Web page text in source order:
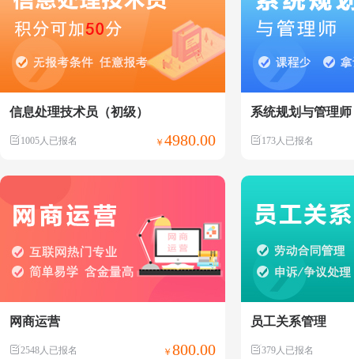
信息处理技术员（初级）
1005人已报名 ￥ 4980.00
系统规划与管理
173人已报名
网商运营
2548人已报名 ￥ 800.00
员工关系管理
379人已报名